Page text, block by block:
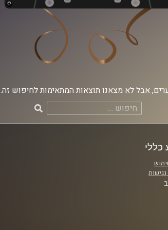
אבל לא מצאנו תוצאות המתאימות לחיפוש זה.
חיפוש:
כללי